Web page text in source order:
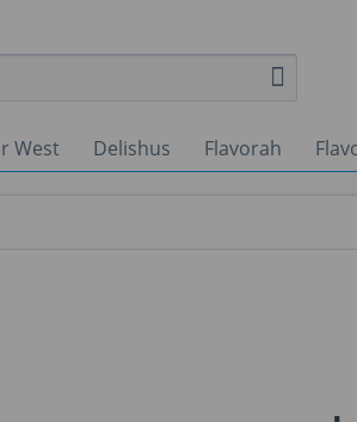
West Delishus Flavorah